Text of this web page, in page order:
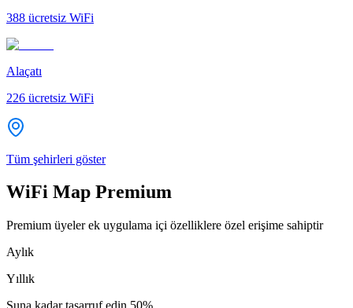
388 ücretsiz WiFi
Alaçatı
226 ücretsiz WiFi
Tüm şehirleri göster
WiFi Map Premium
Premium üyeler ek uygulama içi özelliklere özel erişime sahiptir
Aylık
Yıllık